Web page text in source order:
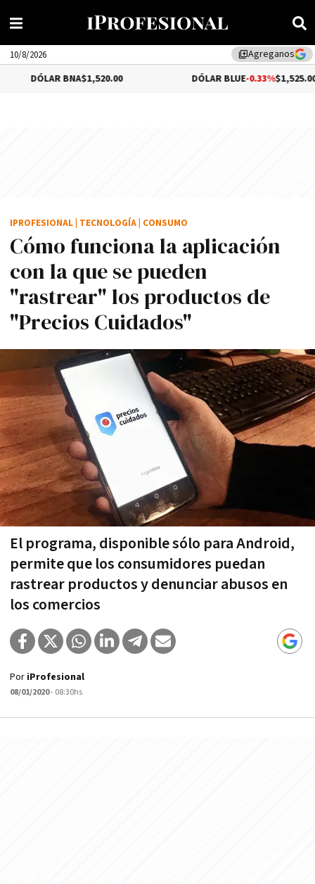
library_addAgreganos
10/8/2026
BNA$1,520.00 DÓLAR BLUE-0.33%$1,525.00
Cómo funciona la aplicación
con la que se pueden
"rastrear" los productos de
"Precios Cuidados"
El programa, disponible sólo para Android,
permite que los consumidores puedan
rastrear productos y denunciar abusos en
los comercios
IPROFESIONAL TECNOLOGÍA CONSUMO
Por iProfesional
08/01/2020- 08:30hs